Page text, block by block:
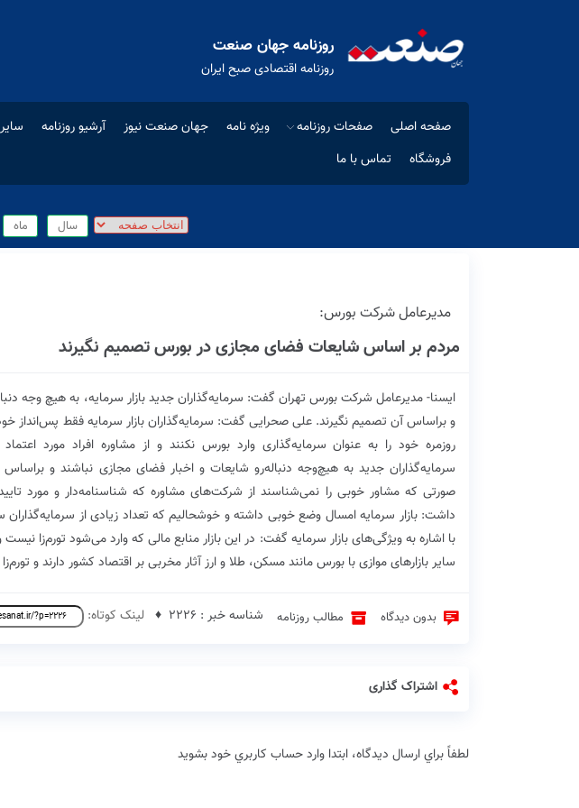
روزنامه جهان صنعت
روزنامه اقتصادی صبح ایران
صفحه اصلی صفحات روزنامه ویژه نامه جهان صنعت نیوز آرشیو روزنامه
فروشگاه
تماس با ما
مدیر‌عامل شرکت بورس:
مردم بر اساس شایعات فضای مجازی در بورس تصمیم نگیرند
ایسنا- مدیرعامل شرکت بورس تهران گفت: سرمایه‌گذاران جدید بازار سرمایه، به هیچ وجه
و براساس آن تصمیم نگیرند. علی صحرایی گفت: سرمایه‌گذاران بازار سرمایه‌ فقط پس‌انداز خود
روزمره خود را به عنوان سرمایه‌گذاری وارد بورس نکنند و از مشاوره افراد مورد
سرمایه‌گذاران جدید به هیچ‌وجه دنباله‌رو‌ شایعات و اخبار فضای مجازی نباشند و
صورتی که مشاور خوبی را نمی‌شناسند از شرکت‌های مشاوره که شناسنامه‌دار و مورد
داشت: بازار سرمایه امسال وضع خوبی داشته و خوشحالیم که تعداد زیادی از
با اشاره به ویژگی‌های بازار سرمایه گفت: در این بازار منابع مالی که وارد می‌شود تورم‌زا
سایر بازارهای موازی با بورس مانند مسکن، طلا و ارز آثار مخربی بر اقتصاد کشور دارند و
بدون دیدگاه مطالب روزنامه شناسه خبر : 2226 ♦ لینک کوتاه:
اشتراک گذاری
لطفاً براي ارسال دیدگاه، ابتدا وارد حساب كاربري خود بشويد